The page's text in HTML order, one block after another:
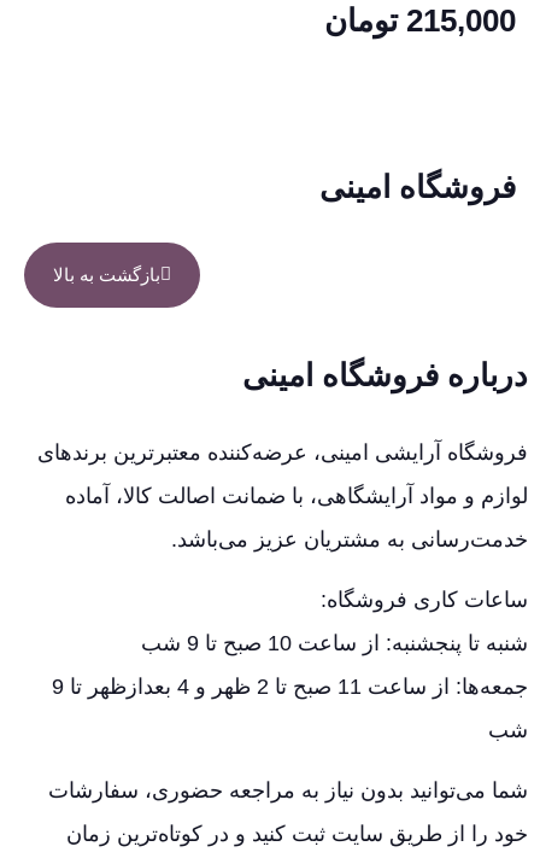
215,000 تومان
فروشگاه امینی
بازگشت به بالا
درباره فروشگاه امینی
فروشگاه آرایشی امینی، عرضه‌کننده معتبرترین برندهای
لوازم و مواد آرایشگاهی، با ضمانت اصالت کالا، آماده
خدمت‌رسانی به مشتریان عزیز می‌باشد.
ساعات کاری فروشگاه:
شنبه تا پنجشنبه: از ساعت 10 صبح تا 9 شب
جمعه‌ها: از ساعت 11 صبح تا 2 ظهر و 4 بعدازظهر تا 9
شب
شما می‌توانید بدون نیاز به مراجعه حضوری، سفارشات
خود را از طریق سایت ثبت کنید و در کوتاه‌ترین زمان